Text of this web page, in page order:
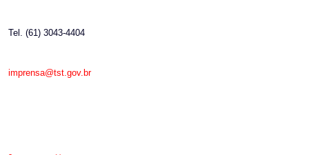
Tel. (61) 3043-4404
imprensa@tst.gov.br